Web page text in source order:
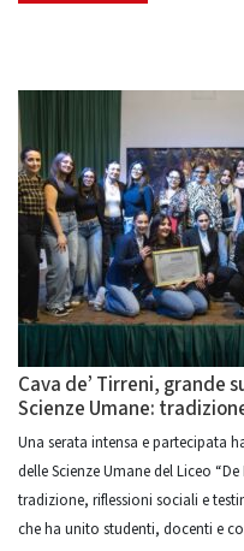
Cava de’ Tirreni, grande
Scienze Umane:
Una serata intensa e partecipata
delle Scienze Umane del Liceo
tradizione, riflessioni sociali e
che ha unito studenti, docenti e